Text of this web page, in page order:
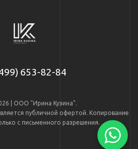
653-82-84
| ООО "Ирина Кузина".
публичной офертой. Копирование
с письменного разрешения.